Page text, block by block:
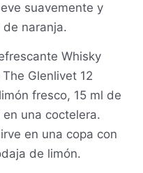
suavemente y
naranja.
Whisky
Glenlivet 12
fresco, 15 ml de
una coctelera.
en una copa con
de limón.